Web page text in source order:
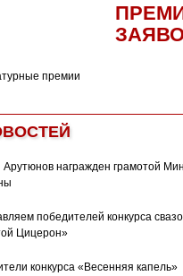
премии
Арутюнов награжден грамотой
победителей конкурса
Цицерон»
конкурса «Весенняя капель»